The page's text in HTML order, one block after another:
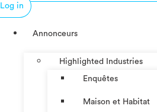
Log in
Annonceurs
Highlighted Industries
Enquêtes
Maison et Habitat